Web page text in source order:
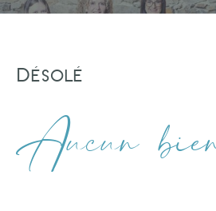
Désolé
Aucun
Type de bien
Type de bien